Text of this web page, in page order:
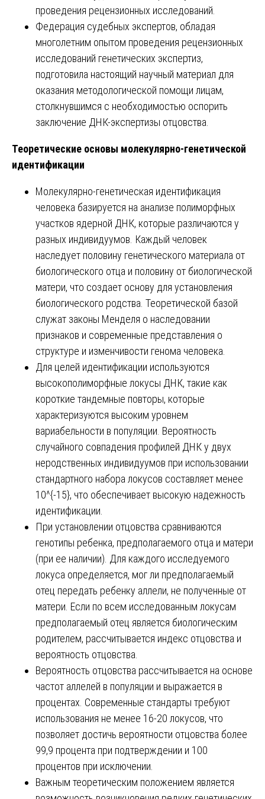
проведения рецензионных исследований.
Федерация судебных экспертов, обладая
многолетним опытом проведения рецензионных
исследований генетических экспертиз,
подготовила настоящий научный материал для
оказания методологической помощи лицам,
столкнувшимся с необходимостью оспорить
заключение ДНК-экспертизы отцовства.
Теоретические основы молекулярно-генетической
идентификации
Молекулярно-генетическая идентификация
человека базируется на анализе полиморфных
участков ядерной ДНК, которые различаются у
разных индивидуумов. Каждый человек
наследует половину генетического материала от
биологического отца и половину от биологической
матери, что создает основу для установления
биологического родства. Теоретической базой
служат законы Менделя о наследовании
признаков и современные представления о
структуре и изменчивости генома человека.
Для целей идентификации используются
высокополиморфные локусы ДНК, такие как
короткие тандемные повторы, которые
характеризуются высоким уровнем
вариабельности в популяции. Вероятность
случайного совпадения профилей ДНК у двух
неродственных индивидуумов при использовании
стандартного набора локусов составляет менее
10^{-15}, что обеспечивает высокую надежность
идентификации.
При установлении отцовства сравниваются
генотипы ребенка, предполагаемого отца и матери
(при ее наличии). Для каждого исследуемого
локуса определяется, мог ли предполагаемый
отец передать ребенку аллели, не полученные от
матери. Если по всем исследованным локусам
предполагаемый отец является биологическим
родителем, рассчитывается индекс отцовства и
вероятность отцовства.
Вероятность отцовства рассчитывается на основе
частот аллелей в популяции и выражается в
процентах. Современные стандарты требуют
использования не менее 16-20 локусов, что
позволяет достичь вероятности отцовства более
99,9 процента при подтверждении и 100
процентов при исключении.
Важным теоретическим положением является